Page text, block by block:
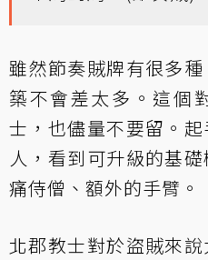
雖然節奏賊牌有很多
築不會差太多。這個
士，也儘量不要留。
人，看到可升級的基
痛侍僧、額外的手臂。
北郡教士對於盜賊來